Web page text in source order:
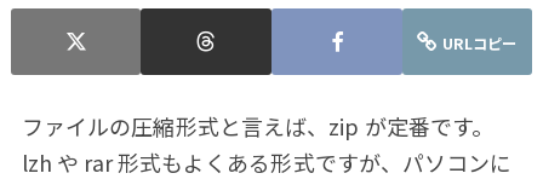
URLコピー
ファイルの圧縮形式と言えば、zip が定番です。
lzh や rar 形式もよくある形式ですが、パソコンに